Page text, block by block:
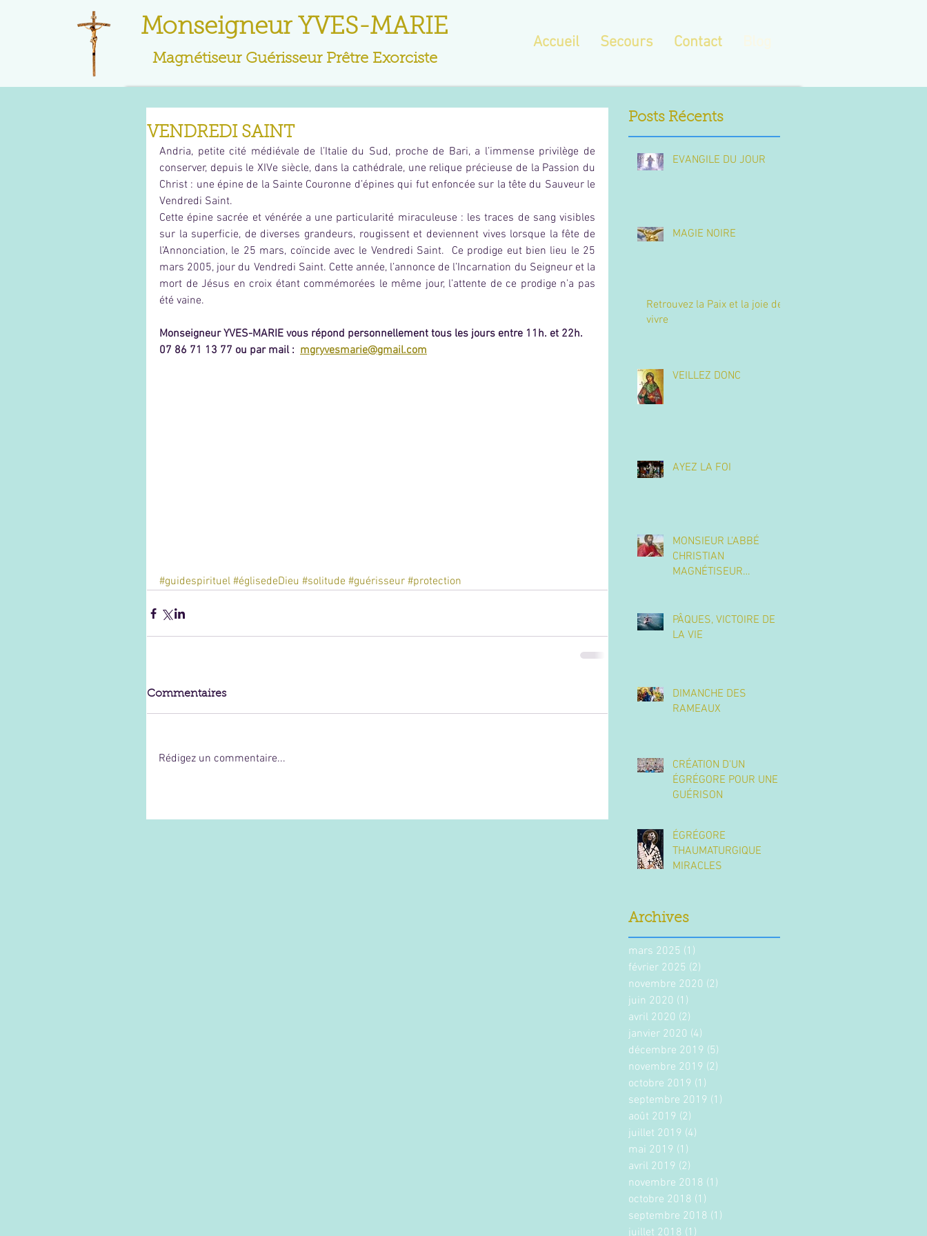
Monseigneur YVES-MARIE
Magnétiseur Guérisseur Prêtre Exorciste
Accueil Secours Contact
VENDREDI SAINT
Andria, petite cité médiévale de l’Italie du Sud, proche de Bari, a l’immense privilège de
conserver, depuis le XIVe siècle, dans la cathédrale, une relique précieuse de la Passion du
Christ : une épine de la Sainte Couronne d’épines qui fut enfoncée sur la tête du Sauveur le
Vendredi Saint.
Cette épine sacrée et vénérée a une particularité miraculeuse : les traces de sang visibles
sur la superficie, de diverses grandeurs, rougissent et deviennent vives lorsque la fête de
l’Annonciation, le 25 mars, coïncide avec le Vendredi Saint.  Ce prodige eut bien lieu le 25
mars 2005, jour du Vendredi Saint. Cette année, l’annonce de l’Incarnation du Seigneur et la
mort de Jésus en croix étant commémorées le même jour, l’attente de ce prodige n’a pas
été vaine.
Monseigneur YVES-MARIE vous répond personnellement tous les jours entre 11h. et 22h.
07 86 71 13 77 ou par mail : mgryvesmarie@gmail.com
#guidespirituel #églisedeDieu #solitude #guérisseur #protection
Commentaires
Rédigez un commentaire...
Posts Récents
EVANGILE DU JOUR
MAGIE NOIRE
Retrouvez la Paix et la joie de
vivre
VEILLEZ DONC
AYEZ LA FOI
MONSIEUR L'ABBÉ
CHRISTIAN
MAGNÉTISEUR
86 71 13 77.
PÂQUES, VICTOIRE DE
LA VIE
DIMANCHE DES
RAMEAUX
CRÉATION D'UN
ÉGRÉGORE POUR UNE
GUÉRISON
ÉGRÉGORE
THAUMATURGIQUE
MIRACLES
Archives
mars 2025 (1)
février 2025 (2)
novembre 2020 (2)
juin 2020 (1)
avril 2020 (2)
janvier 2020 (4)
décembre 2019 (5)
novembre 2019 (2)
octobre 2019 (1)
septembre 2019 (1)
août 2019 (2)
juillet 2019 (4)
mai 2019 (1)
avril 2019 (2)
novembre 2018 (1)
octobre 2018 (1)
septembre 2018 (1)
juillet 2018 (1)